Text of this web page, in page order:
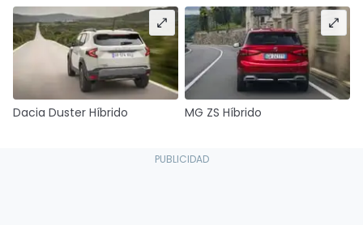
Dacia Duster Híbrido MG ZS Híbrido